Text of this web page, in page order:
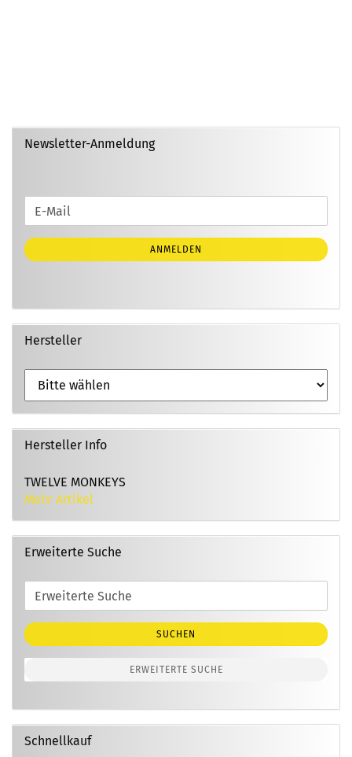
Newsletter-Anmeldung
WEITER
ZUR
NEWSLETTER-
ANMELDUNG
E-
Mail
ANMELDEN
Hersteller
Hersteller Info
TWELVE MONKEYS
Mehr Artikel
Erweiterte Suche
Erweiterte
Suche
SUCHEN
ERWEITERTE SUCHE
Schnellkauf